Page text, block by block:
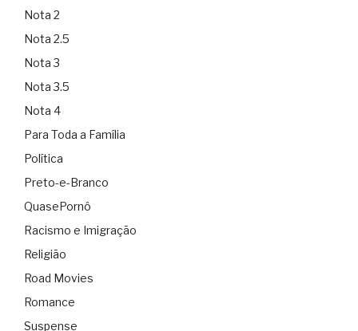
Nota 2
Nota 2.5
Nota 3
Nota 3.5
Nota 4
Para Toda a Família
Política
Preto-e-Branco
QuasePornô
Racismo e Imigração
Religião
Road Movies
Romance
Suspense